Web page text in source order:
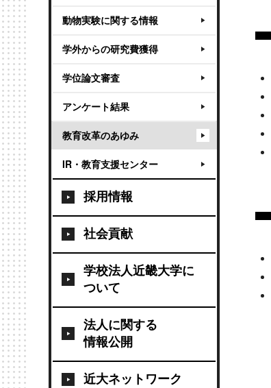
動物実験に関する情報
学外からの研究費獲得
学位論文審査
アンケート結果
教育改革のあゆみ
IR・教育支援センター
採用情報
社会貢献
学校法人近畿大学に
ついて
法人に関する
情報公開
近大ネットワーク